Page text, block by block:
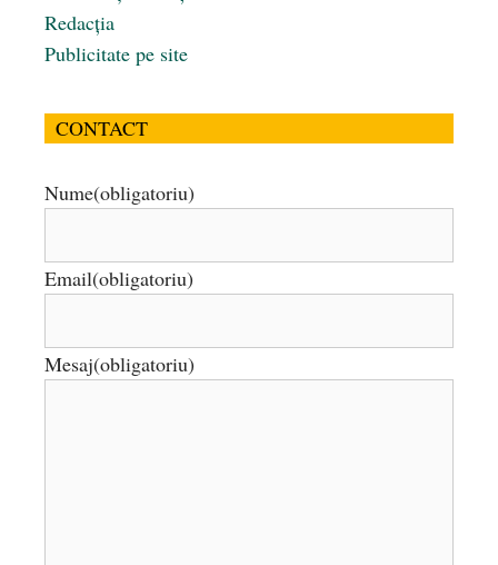
Redacția
Publicitate pe site
CONTACT
Nume(obligatoriu)
Email(obligatoriu)
Mesaj(obligatoriu)